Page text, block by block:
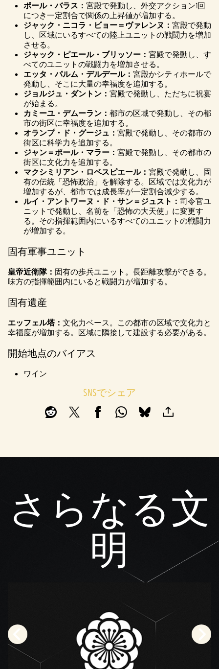
ポール・バラス： 宮殿で発動し、外交アクション1回
につき一定割合で関係の上昇値が増加する。
ジャック・ニコラ・ビョー＝ヴァレンヌ： 宮殿で発動
し、区域にいるすべての陸上ユニットの戦闘力を増加
させる。
ジャック・ピエール・ブリッソー： 宮殿で発動し、す
べてのユニットの戦闘力を増加させる。
エッタ・パルム・デルデール： 宮殿かシティホールで
発動し、そこに大量の幸福度を追加する。
ジョルジュ・ダントン： 宮殿で発動し、ただちに祝宴
が始まる。
カミーユ・デムーラン： 都市の区域で発動し、その都
市の街区に幸福度を追加する。
オランプ・ド・グージュ： 宮殿で発動し、その都市の
街区に科学力を追加する。
ジャン＝ポール・マラー： 宮殿で発動し、その都市の
街区に文化力を追加する。
マクシミリアン・ロベスピエール： 宮殿で発動し、固
有の伝統「恐怖政治」を解除する。区域では文化力が
増加するが、都市では成長率が一定割合減少する。
ルイ・アントワーヌ・ド・サン＝ジュスト： 司令官ユ
ニットで発動し、名前を「恐怖の大天使」に変更す
る。その指揮範囲内にいるすべてのユニットの戦闘力
が増加する。
固有軍事ユニット
皇帝近衛隊： 固有の歩兵ユニット。長距離攻撃ができる。
味方の指揮範囲内にいると戦闘力が増加する。
固有遺産
エッフェル塔： 文化力ベース。この都市の区域で文化力と
幸福度が増加する。区域に隣接して建設する必要がある。
開始地点のバイアス
ワイン
SNSでシェア
さらなる文
明